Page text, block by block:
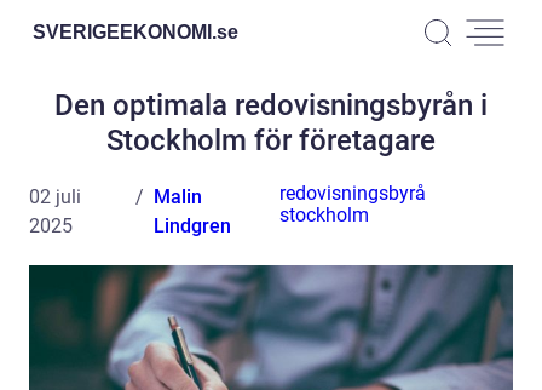
SVERIGEEKONOMI.se
Den optimala redovisningsbyrån i
Stockholm för företagare
02 juli
2025
Malin
Lindgren
redovisningsbyrå
stockholm